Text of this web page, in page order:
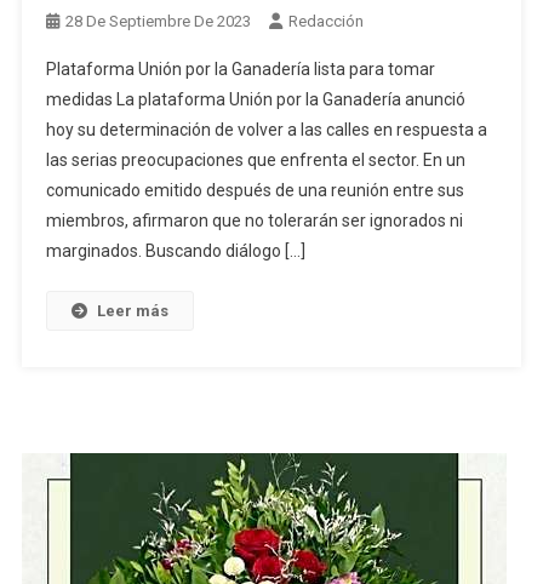
28 De Septiembre De 2023 Redacción
Plataforma Unión por la Ganadería lista para tomar
medidas La plataforma Unión por la Ganadería anunció
hoy su determinación de volver a las calles en respuesta a
las serias preocupaciones que enfrenta el sector. En un
comunicado emitido después de una reunión entre sus
miembros, afirmaron que no tolerarán ser ignorados ni
marginados. Buscando diálogo […]
Leer más